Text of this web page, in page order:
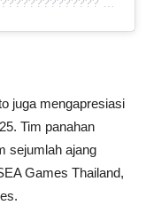
juga mengapresiasi
Tim panahan
sejumlah ajang
Games Thailand,